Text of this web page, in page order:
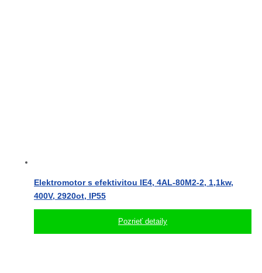
Elektromotor s efektivitou IE4, 4AL-80M2-2, 1,1kw,
400V, 2920ot, IP55
Pozrieť detaily